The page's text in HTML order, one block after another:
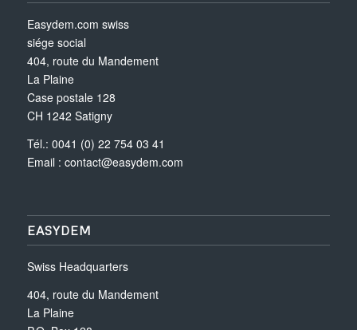
Easydem.com swiss
siége social
404, route du Mandement
La Plaine
Case postale 128
CH 1242 Satigny
Tél.: 0041 (0) 22 754 03 41
Email : contact@easydem.com
EASYDEM
Swiss Headquarters
404, route du Mandement
La Plaine